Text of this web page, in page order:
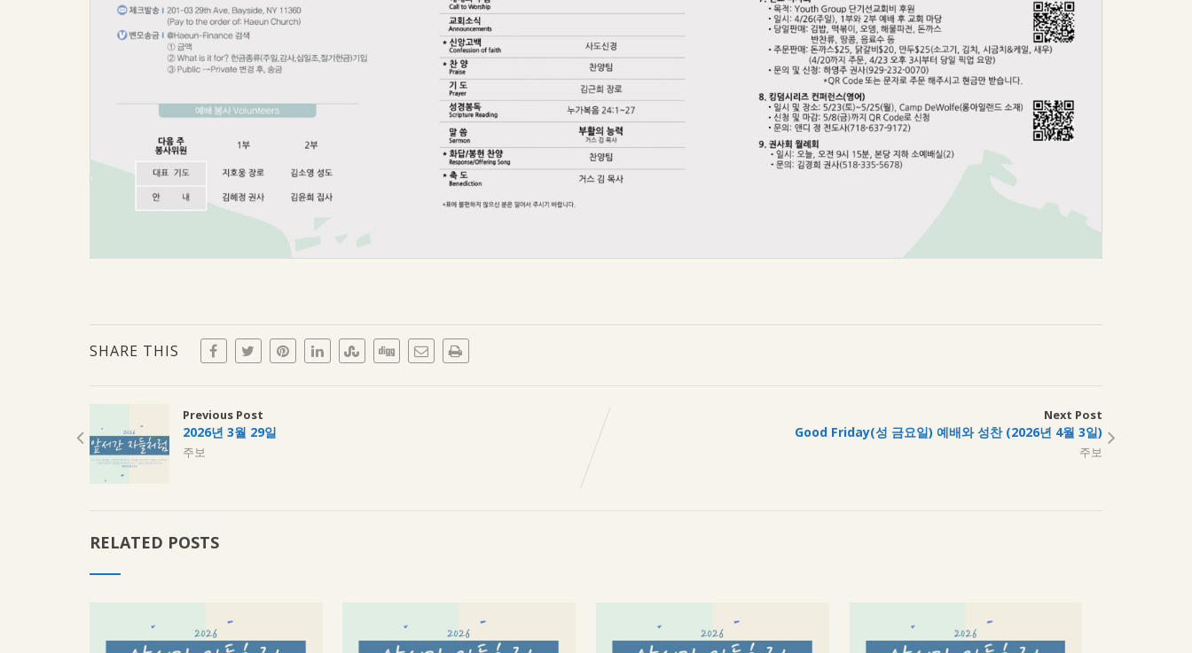
SHARE THIS
Previous Post
2026년 3월 29일
주보
Next Post
Good Friday(성 금요일) 예배와 성찬 (2026년 4월 3일)
주보
RELATED POSTS